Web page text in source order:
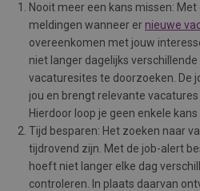
Nooit meer een kans missen:
meldingen wanneer ernieuwe
overeenkomen met jouw
niet langer dagelijks
vacaturesites te doorzoeken. De
jou en brengt relevante
Hierdoor loop je geen enkele
Tijd besparen: Het zoeken naar
tijdrovend zijn. Met de job-alert
hoeft niet langer elke dag
controleren. In plaats daarvan